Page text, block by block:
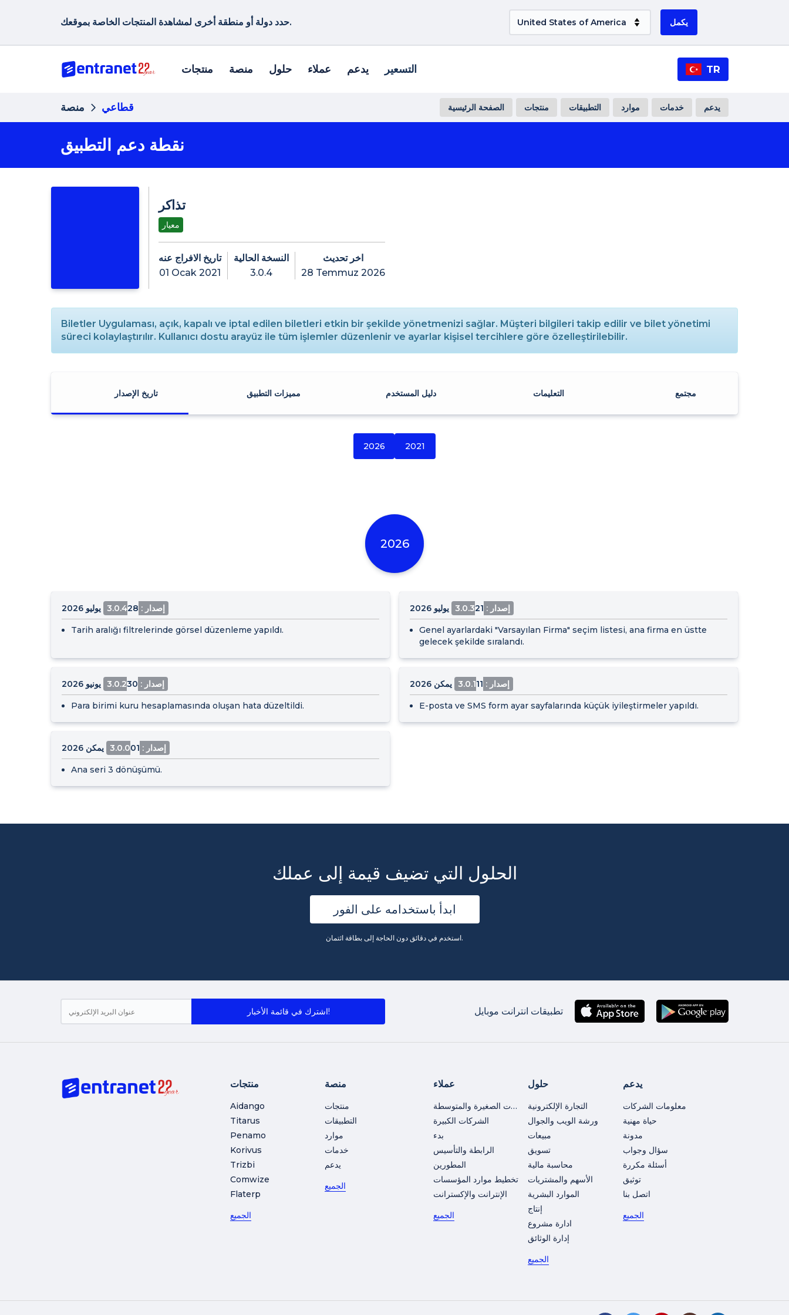
حدد دولة أو منطقة أخرى لمشاهدة المنتجات الخاصة بموقعك. يكمل
منتجات منصة حلول عملاء يدعم التسعير TR
منصة قطاعي الصفحة الرئيسية منتجات التطبيقات موارد خدمات يدعم
نقطة دعم التطبيق
تذاكر
معيار
تاريخ الافراج عنه
01 Ocak 2021
النسخة الحالية
3.0.4
اخر تحديث
28 Temmuz 2026
Biletler Uygulaması, açık, kapalı ve iptal edilen biletleri etkin bir şekilde yönetmenizi sağlar. Müşteri bilgileri takip edilir ve bilet yönetimi
süreci kolaylaştırılır. Kullanıcı dostu arayüz ile tüm işlemler düzenlenir ve ayarlar kişisel tercihlere göre özelleştirilebilir.
تاريخ الإصدار مميزات التطبيق دليل المستخدم التعليمات مجتمع
2026 2021
2026
إصدار : 3.0.4 28 يوليو 2026
Tarih aralığı filtrelerinde görsel düzenleme yapıldı.
إصدار : 3.0.3 21 يوليو 2026
Genel ayarlardaki "Varsayılan Firma" seçim listesi, ana firma en üstte
gelecek şekilde sıralandı.
إصدار : 3.0.2 30 يونيو 2026
Para birimi kuru hesaplamasında oluşan hata düzeltildi.
إصدار : 3.0.1 11 يمكن 2026
E-posta ve SMS form ayar sayfalarında küçük iyileştirmeler yapıldı.
إصدار : 3.0.0 01 يمكن 2026
Ana seri 3 dönüşümü.
الحلول التي تضيف قيمة إلى عملك
ابدأ باستخدامه على الفور
استخدم في دقائق دون الحاجة إلى بطاقة ائتمان.
اشترك في قائمة الأخبار! تطبيقات انترانت موبايل
منتجات
Aidango
Titarus
Penamo
Korivus
Trizbi
Comwize
Flaterp
الجميع
منصة
منتجات
التطبيقات
موارد
خدمات
يدعم
الجميع
عملاء
الشركات الصغيرة والمتوسطة
الشركات الكبيرة
بدء
الرابطة والتأسيس
المطورين
تخطيط موارد المؤسسات
الإنترانت والإكسترانت
الجميع
حلول
التجارة الإلكترونية
ورشة الويب والجوال
مبيعات
تسويق
محاسبة مالية
الأسهم والمشتريات
الموارد البشرية
إنتاج
ادارة مشروع
إدارة الوثائق
الجميع
يدعم
معلومات الشركات
حياة مهنية
مدونة
سؤال وجواب
أسئلة مكررة
توثيق
اتصل بنا
الجميع